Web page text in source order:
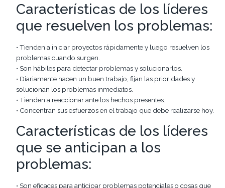
Características de los líderes
que resuelven los problemas:
• Tienden a iniciar proyectos rápidamente y luego resuelven los
problemas cuando surgen.
• Son hábiles para detectar problemas y solucionarlos.
• Diariamente hacen un buen trabajo, fijan las prioridades y
solucionan los problemas inmediatos.
• Tienden a reaccionar ante los hechos presentes.
• Concentran sus esfuerzos en el trabajo que debe realizarse hoy.
Características de los líderes
que se anticipan a los
problemas:
• Son eficaces para anticipar problemas potenciales o cosas que